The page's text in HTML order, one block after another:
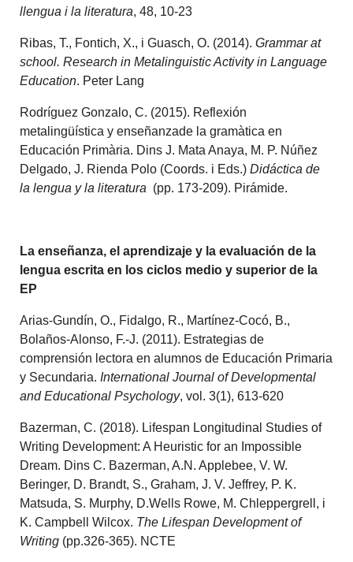
llengua i la literatura, 48, 10-23
Ribas, T., Fontich, X., i Guasch, O. (2014). Grammar at
school. Research in Metalinguistic Activity in Language
Education. Peter Lang
Rodríguez Gonzalo, C. (2015). Reflexión
metalingüística y enseñanzade la gramàtica en
Educación Primària. Dins J. Mata Anaya, M. P. Núñez
Delgado, J. Rienda Polo (Coords. i Eds.)Didáctica de
la lengua y la literatura (pp. 173-209). Pirámide.
La enseñanza, el aprendizaje y la evaluación de la
lengua escrita en los ciclos medio y superior de la
EP
Arias-Gundín, O., Fidalgo, R., Martínez-Cocó, B.,
Bolaños-Alonso, F.-J. (2011). Estrategias de
comprensión lectora en alumnos de Educación Primaria
y Secundaria. International Journal of Developmental
and Educational Psychology, vol. 3(1), 613-620
Bazerman, C. (2018). Lifespan Longitudinal Studies of
Writing Development: A Heuristic for an Impossible
Dream. Dins C. Bazerman, A.N. Applebee, V. W.
Beringer, D. Brandt, S., Graham, J. V. Jeffrey, P. K.
Matsuda, S. Murphy, D.Wells Rowe, M. Chleppergrell, i
K. Campbell Wilcox. The Lifespan Development of
Writing (pp.326-365). NCTE